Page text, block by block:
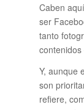
Caben
ser
tanto
Y, aunque
son
refiere,